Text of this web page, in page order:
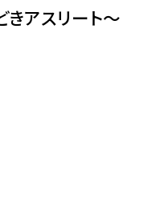
きアスリート〜